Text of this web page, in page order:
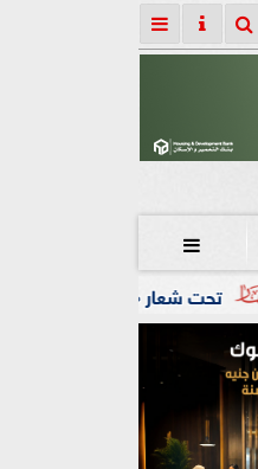

الله شرف».. محافظ